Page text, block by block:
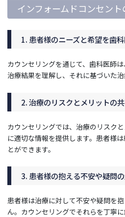
インフォームドコンセント
1. 患者様のニーズと希望を歯
カウンセリングを通じて、歯科医師
治療結果を理解し、それに基づいた治
2. 治療のリスクとメリットの
カウンセリングでは、治療のリスク
に適切な情報を提供します。患者様
とができます。
3. 患者様の抱える不安や疑問
患者様は治療に対して不安や疑問を
ん。カウンセリングでそれらを丁寧